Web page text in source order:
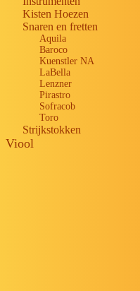
Kisten Hoezen
Snaren en fretten
Aquila
Baroco
Kuenstler NA
LaBella
Lenzner
Pirastro
Sofracob
Toro
Strijkstokken
Viool